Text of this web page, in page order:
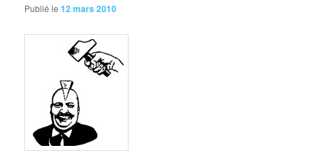
Publié le12 mars 2010